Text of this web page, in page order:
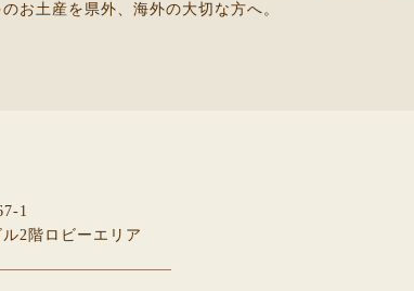
お土産を県外、海外の大切な方へ。
1
2階ロビーエリア